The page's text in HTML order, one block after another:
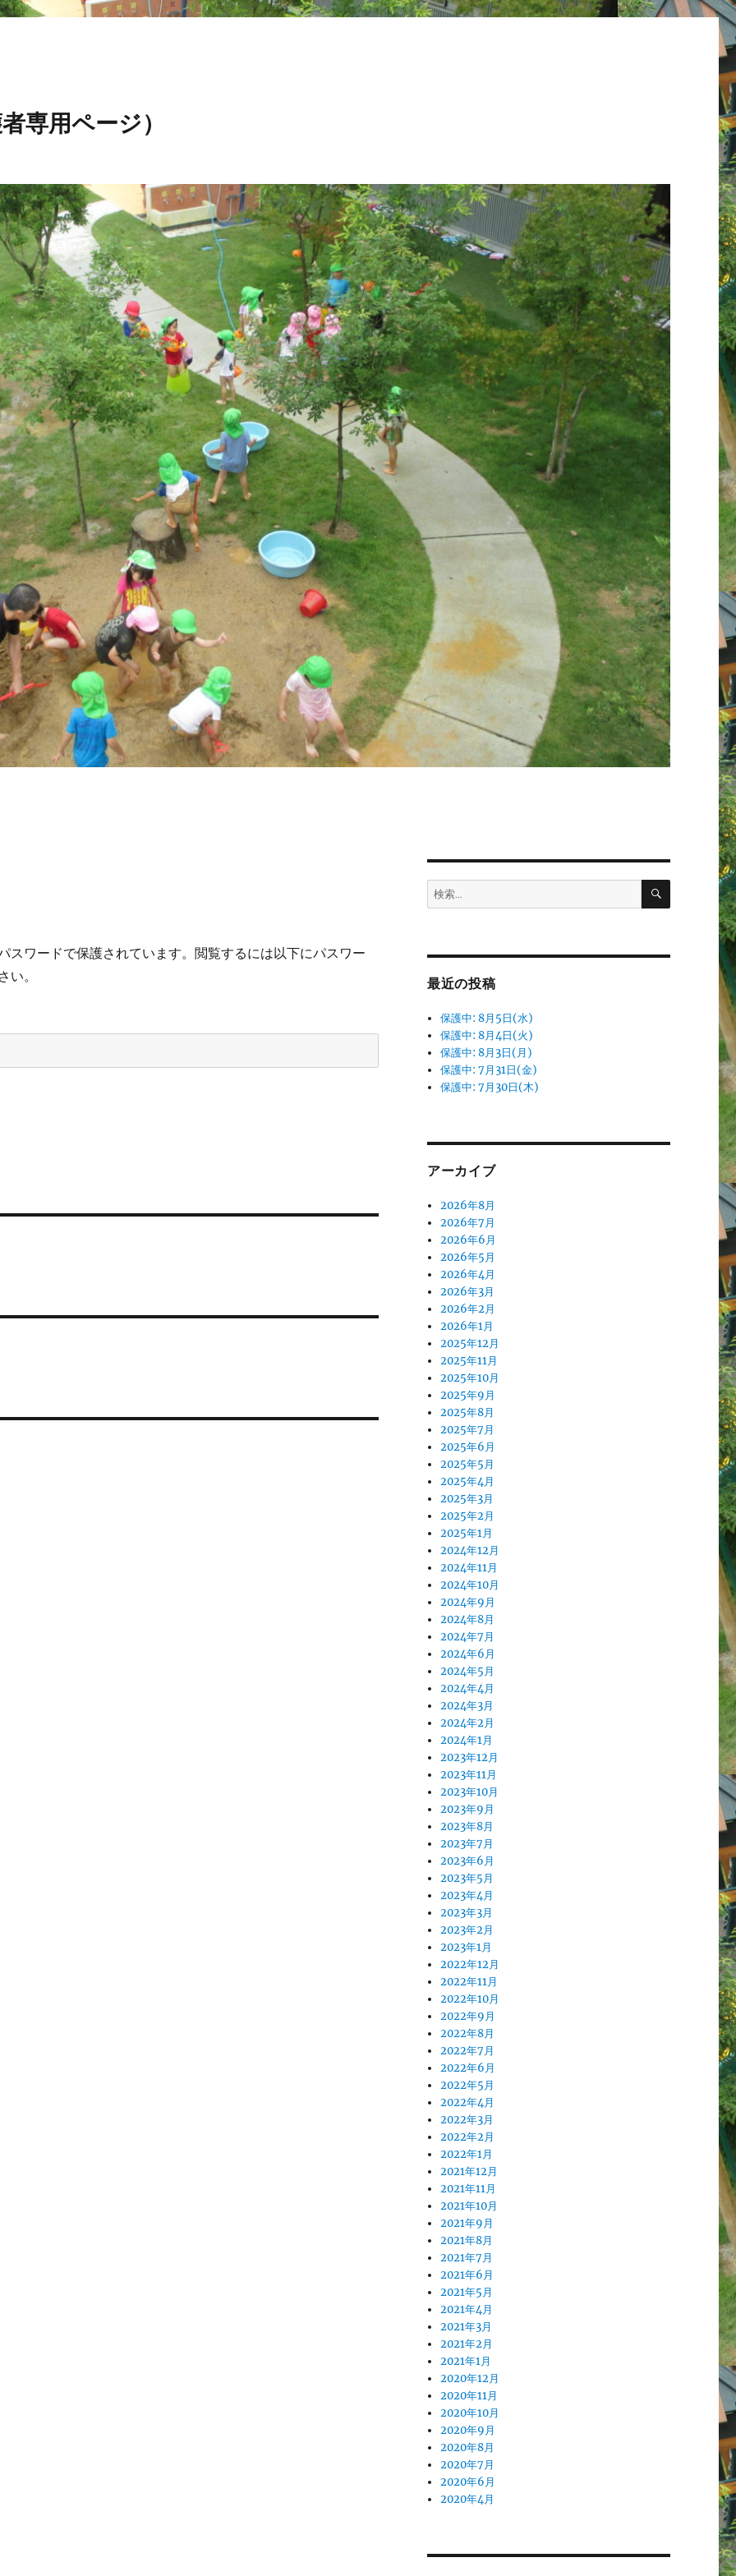
専用ページ）
スワードで保護されています。閲覧するには以下にパスワー
い。
検
索:
検
最近の投稿
保護中: 8月5日(水)
保護中: 8月4日(火)
保護中: 8月3日(月)
保護中: 7月31日(金)
保護中: 7月30日(木)
アーカイブ
2026年8月
2026年7月
2026年6月
2026年5月
2026年4月
2026年3月
2026年2月
2026年1月
2025年12月
2025年11月
2025年10月
2025年9月
2025年8月
2025年7月
2025年6月
2025年5月
2025年4月
2025年3月
2025年2月
2025年1月
2024年12月
2024年11月
2024年10月
2024年9月
2024年8月
2024年7月
2024年6月
2024年5月
2024年4月
2024年3月
2024年2月
2024年1月
2023年12月
2023年11月
2023年10月
2023年9月
2023年8月
2023年7月
2023年6月
2023年5月
2023年4月
2023年3月
2023年2月
2023年1月
2022年12月
2022年11月
2022年10月
2022年9月
2022年8月
2022年7月
2022年6月
2022年5月
2022年4月
2022年3月
2022年2月
2022年1月
2021年12月
2021年11月
2021年10月
2021年9月
2021年8月
2021年7月
2021年6月
2021年5月
2021年4月
2021年3月
2021年2月
2021年1月
2020年12月
2020年11月
2020年10月
2020年9月
2020年8月
2020年7月
2020年6月
2020年4月